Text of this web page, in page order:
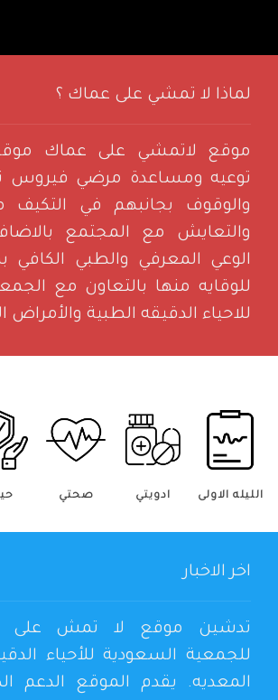
لماذا لا تمشي على عماك ؟
موقع لاتمشي على عماك
توعيه ومساعدة مرضي فيروس
والوقوف بجانبهم في التكيف
والتعايش مع المجتمع
الوعي المعرفي والطبي الكافي
للوقايه منها بالتعاون مع
للاحياء الدقيقه الطبية والأمراض
الليله الاولى ادويتي صحتي
اخر الاخبار
تدشين موقع لا تمش على
للجمعية السعودية للأحياء
المعديه. يقدم الموقع الدعم